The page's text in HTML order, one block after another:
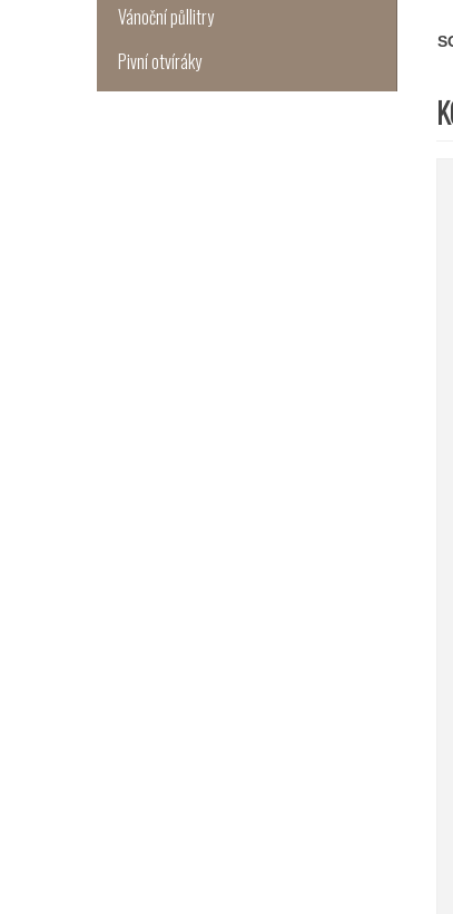
Vánoční půllitry
Pivní otvíráky